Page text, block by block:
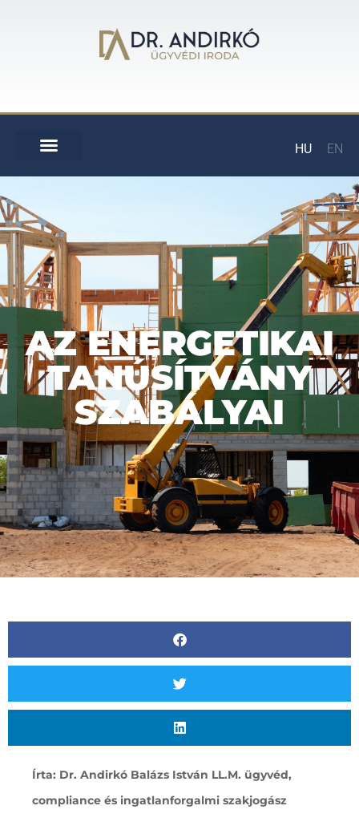
HU EN
AZ ENERGETIKAI
TANÚSÍTVÁNY
SZABÁLYAI
Írta: Dr. Andirkó Balázs István LL.M. ügyvéd,
compliance és ingatlanforgalmi szakjogász